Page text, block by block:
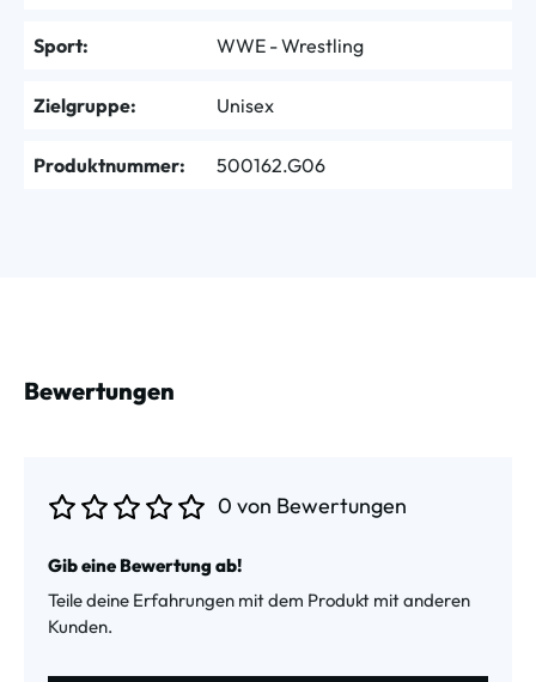
Sport: WWE - Wrestling
Zielgruppe: Unisex
Produktnummer: 500162.G06
Bewertungen
0 von Bewertungen
Gib eine Bewertung ab!
Teile deine Erfahrungen mit dem Produkt mit anderen
Kunden.